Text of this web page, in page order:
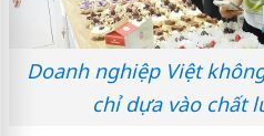
Doanh nghiệp Việt
chỉ dựa vào chất